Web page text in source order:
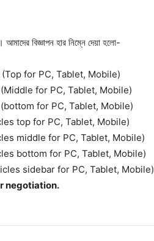
আমাদের বিজ্ঞাপন হার নিম্নে দেয়া হলো-
for PC, Tablet, Mobile)
for PC, Tablet, Mobile)
for PC, Tablet, Mobile)
top for PC, Tablet, Mobile)
middle for PC, Tablet, Mobile)
bottom for PC, Tablet, Mobile)
sidebar for PC, Tablet, Mobile)
negotiation.